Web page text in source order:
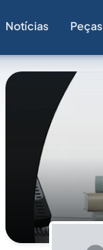
Notícias Peças